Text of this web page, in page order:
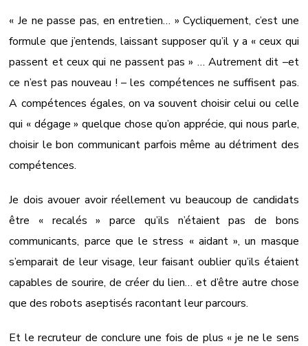
« Je ne passe pas, en entretien… » Cycliquement, c’est une
formule que j’entends, laissant supposer qu’il y a « ceux qui
passent et ceux qui ne passent pas » … Autrement dit –et
ce n’est pas nouveau ! – les compétences ne suffisent pas.
A compétences égales, on va souvent choisir celui ou celle
qui « dégage » quelque chose qu’on apprécie, qui nous parle,
choisir le bon communicant parfois même au détriment des
compétences.
Je dois avouer avoir réellement vu beaucoup de candidats
être « recalés » parce qu’ils n’étaient pas de bons
communicants, parce que le stress « aidant », un masque
s’emparait de leur visage, leur faisant oublier qu’ils étaient
capables de sourire, de créer du lien… et d’être autre chose
que des robots aseptisés racontant leur parcours.
Et le recruteur de conclure une fois de plus « je ne le sens